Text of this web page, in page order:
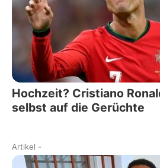
Hochzeit? Cristiano
selbst auf die Gerüchte
Artikel -